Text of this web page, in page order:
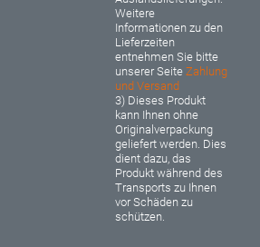
Weitere
Informationen zu den
Lieferzeiten
entnehmen Sie bitte
unserer SeiteZahlung
und Versand
3) Dieses Produkt
kann Ihnen ohne
Originalverpackung
geliefert werden. Dies
dient dazu, das
Produkt während des
Transports zu Ihnen
vor Schäden zu
schützen.